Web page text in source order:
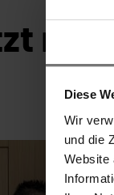
Diese
Wir
und die
Website